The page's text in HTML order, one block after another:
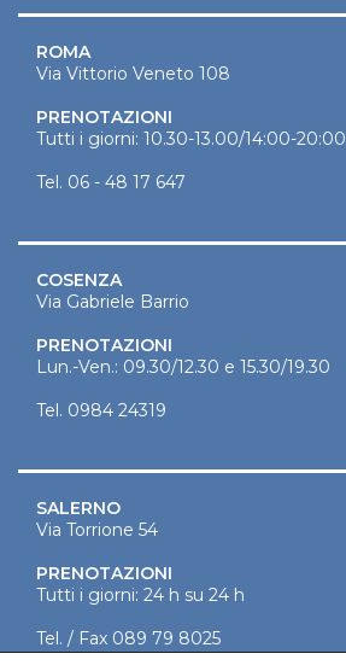
ROMA
Via Vittorio Veneto 108
PRENOTAZIONI
Tutti i giorni: 10.30-13.00/14:00-20:00
Tel. 06 - 48 17 647
COSENZA
Via Gabriele Barrio
PRENOTAZIONI
Lun.-Ven.: 09.30/12.30 e 15.30/19.30
Tel. 0984 24319
SALERNO
Via Torrione 54
PRENOTAZIONI
Tutti i giorni: 24 h su 24 h
Tel. / Fax 089 79 8025
Segreteria089 27 51828